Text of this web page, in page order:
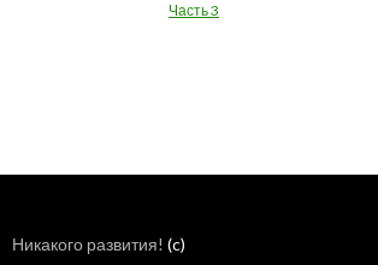
Часть 3
Никакого развития! (c)